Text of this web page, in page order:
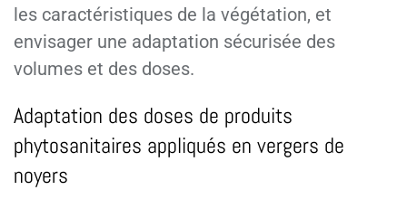
les caractéristiques de la végétation, et
envisager une adaptation sécurisée des
volumes et des doses.
Adaptation des doses de produits
phytosanitaires appliqués en vergers de
noyers